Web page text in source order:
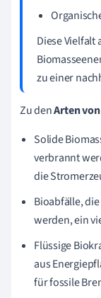
Diese Vielfalt
zu einer
Zu denArten
Solide
verbrannt
die
Bioabfälle,
werden, ein
Flüssige
aus
für fossile